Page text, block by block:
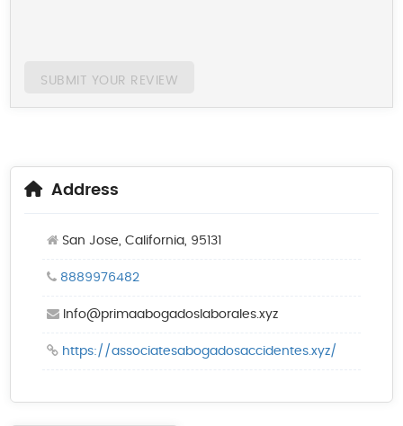
SUBMIT YOUR REVIEW
Address
San Jose, California, 95131
8889976482
Info@primaabogadoslaborales.xyz
https://associatesabogadosaccidentes.xyz/